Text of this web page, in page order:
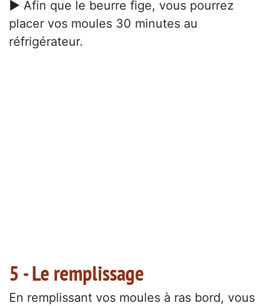
► Afin que le beurre fige, vous pourrez
placer vos moules 30 minutes au
réfrigérateur.
5 - Le remplissage
En remplissant vos moules à ras bord, vous